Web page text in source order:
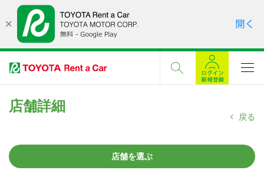
店舗詳細
戻る
店舗を選ぶ